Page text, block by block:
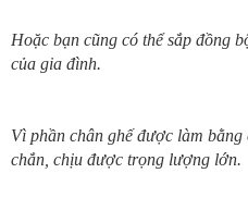
Hoặc bạn cũng có thể sắp đồng
của gia đình.
Vì phần chân ghế được làm
chắn, chịu được trọng lượng lớn.